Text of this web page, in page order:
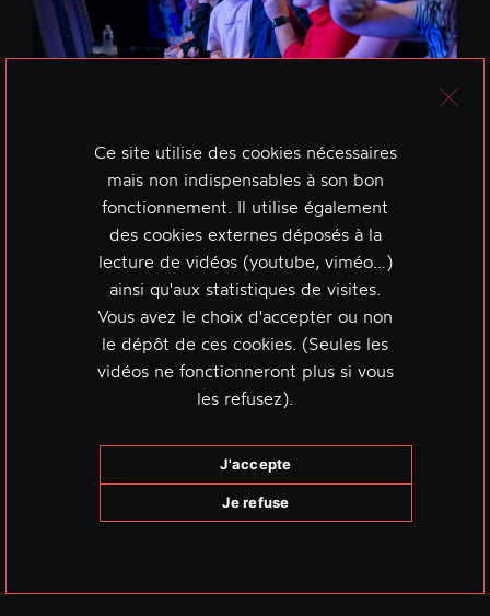
Ce site utilise des cookies nécessaires
mais non indispensables à son bon
fonctionnement. Il utilise également
des cookies externes déposés à la
lecture de vidéos (youtube, viméo…)
ainsi qu'aux statistiques de visites.
Vous avez le choix d'accepter ou non
le dépôt de ces cookies. (Seules les
vidéos ne fonctionneront plus si vous
les refusez).
J'accepte
Je refuse